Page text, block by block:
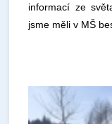
informací ze
jsme měli v MŠ